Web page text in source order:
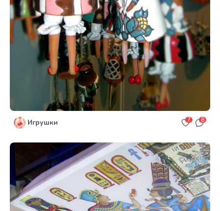
Игрушки 7 8